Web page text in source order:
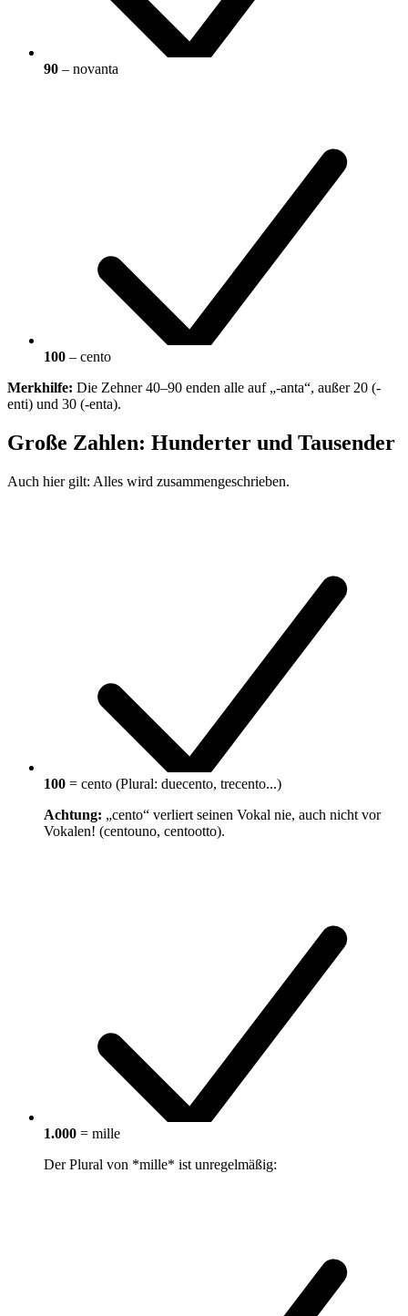
90 – novanta
100 – cento
Merkhilfe: Die Zehner 40–90 enden alle auf „-anta“, außer 20 (-
enti) und 30 (-enta).
Große Zahlen: Hunderter und Tausender
Auch hier gilt: Alles wird zusammengeschrieben.
100 = cento (Plural: duecento, trecento...)
Achtung: „cento“ verliert seinen Vokal nie, auch nicht vor
Vokalen! (centouno, centootto).
1.000 = mille
Der Plural von *mille* ist unregelmäßig: